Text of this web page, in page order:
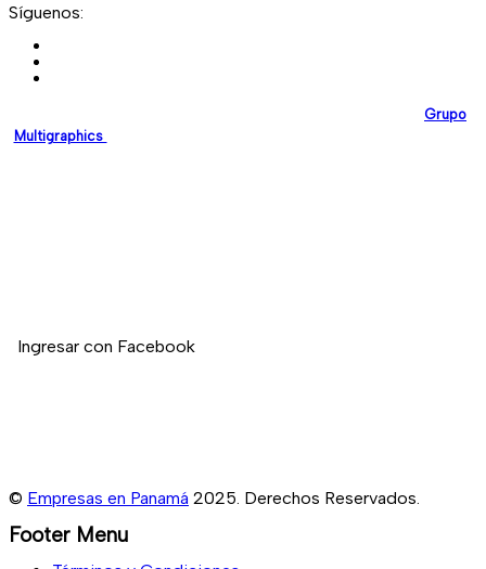
Síguenos:
Grupo
Multigraphics
Ingresar con Facebook
© Empresas en Panamá 2025. Derechos Reservados.
Footer Menu